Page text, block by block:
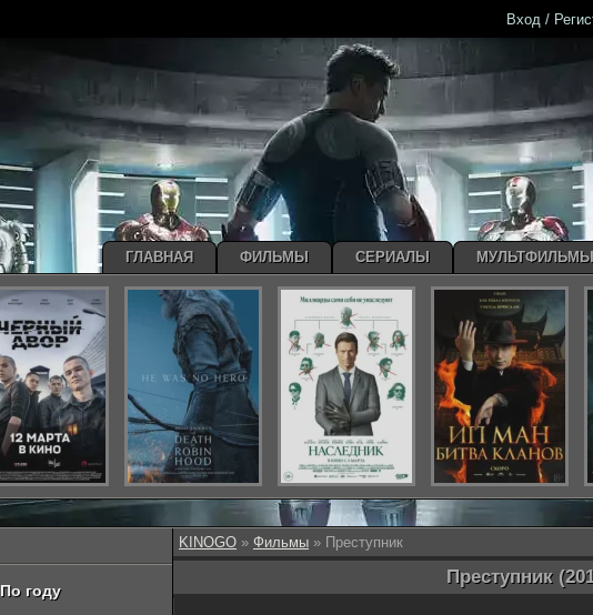
KINOGO » Фильмы » Преступник
Преступник
По году
Вход /
ГЛАВНАЯ ФИЛЬМЫ СЕРИАЛЫ МУЛЬТФИЛЬМЫ